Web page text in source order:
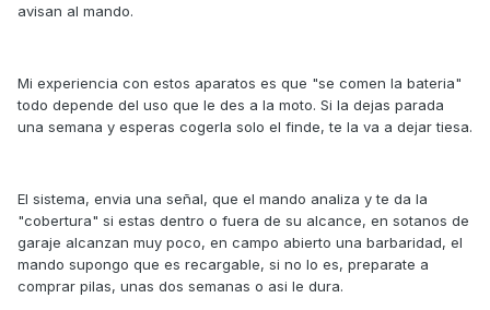
avisan al mando.
Mi experiencia con estos aparatos es que "se comen la bateria"
todo depende del uso que le des a la moto. Si la dejas parada
una semana y esperas cogerla solo el finde, te la va a dejar tiesa.
El sistema, envia una señal, que el mando analiza y te da la
"cobertura" si estas dentro o fuera de su alcance, en sotanos de
garaje alcanzan muy poco, en campo abierto una barbaridad, el
mando supongo que es recargable, si no lo es, preparate a
comprar pilas, unas dos semanas o asi le dura.